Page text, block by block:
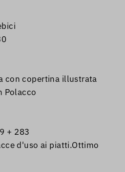
con copertina illustrata
Polacco
+ 283
d'uso ai piatti.Ottimo